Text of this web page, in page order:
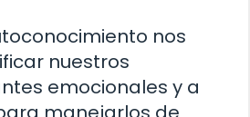
nos
nuestros
emocionales y a